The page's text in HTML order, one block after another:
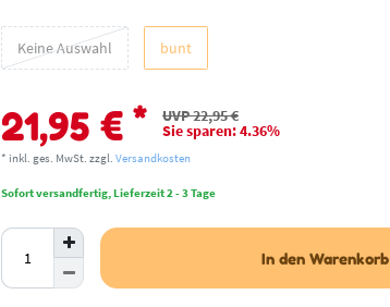
Keine Auswahl bunt
UVP 22,95 €
Sie sparen: 4.36%
21,95 € *
* inkl. ges. MwSt. zzgl. Versandkosten
Sofort versandfertig, Lieferzeit 2 - 3 Tage
In den Warenkorb